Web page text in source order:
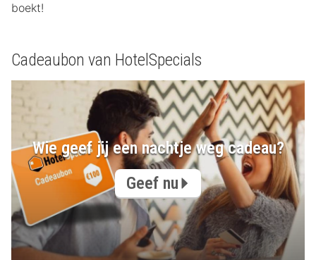
boekt!
Cadeaubon van HotelSpecials
Wie geef jij een nachtje weg cadeau?
Geef nu